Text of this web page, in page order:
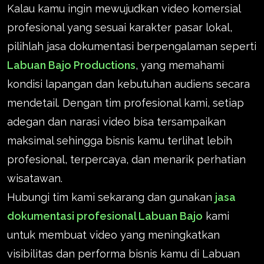
Kalau kamu ingin mewujudkan video komersial
profesional yang sesuai karakter pasar lokal,
pilihlah jasa dokumentasi berpengalaman seperti
Labuan Bajo Productions, yang memahami
kondisi lapangan dan kebutuhan audiens secara
mendetail. Dengan tim profesional kami, setiap
adegan dan narasi video bisa tersampaikan
maksimal sehingga bisnis kamu terlihat lebih
profesional, terpercaya, dan menarik perhatian
wisatawan.
Hubungi tim kami sekarang dan gunakan jasa
dokumentasi profesional Labuan Bajo kami
untuk membuat video yang meningkatkan
visibilitas dan performa bisnis kamu di Labuan